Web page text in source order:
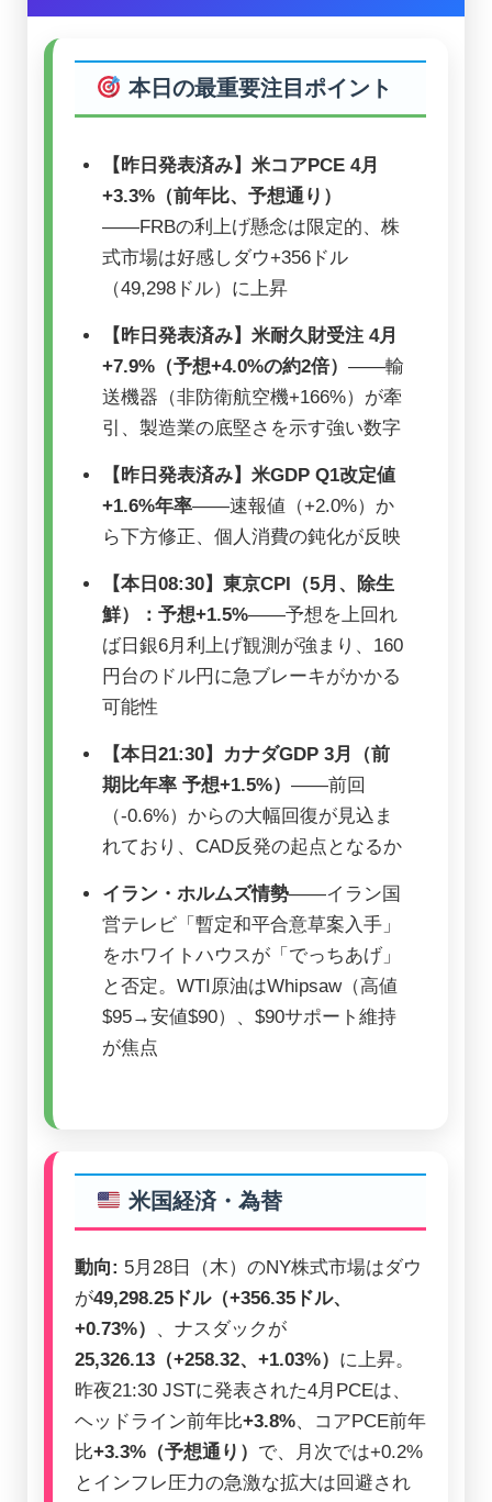
本日の最重要注目ポイント
【昨日発表済み】米コアPCE 4月
+3.3%（前年比、予想通り）
――FRBの利上げ懸念は限定的、株
式市場は好感しダウ+356ドル
（49,298ドル）に上昇
【昨日発表済み】米耐久財受注 4月
+7.9%（予想+4.0%の約2倍） ――輸
送機器（非防衛航空機+166%）が牽
引、製造業の底堅さを示す強い数字
【昨日発表済み】米GDP Q1改定値
+1.6%年率――速報値（+2.0%）か
ら下方修正、個人消費の鈍化が反映
【本日08:30】東京CPI（5月、除生
鮮）：予想+1.5%――予想を上回れ
ば日銀6月利上げ観測が強まり、160
円台のドル円に急ブレーキがかかる
可能性
【本日21:30】カナダGDP 3月（前
期比年率 予想+1.5%） ――前回
（-0.6%）からの大幅回復が見込ま
れており、CAD反発の起点となるか
イラン・ホルムズ情勢――イラン国
営テレビ「暫定和平合意草案入手」
をホワイトハウスが「でっちあげ」
と否定。WTI原油はWhipsaw（高値
$95→安値$90）、$90サポート維持
が焦点
米国経済・為替
動向: 5月28日（木）のNY株式市場はダウ
が49,298.25ドル（+356.35ドル、
+0.73%）
、ナスダックが
25,326.13（+258.32、+1.03%） に上昇。
昨夜21:30 JSTに発表された4月PCEは、
ヘッドライン前年比+3.8%、コアPCE前年
比+3.3%（予想通り） で、月次では+0.2%
とインフレ圧力の急激な拡大は回避され